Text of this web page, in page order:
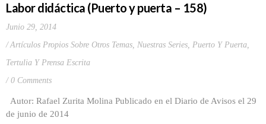
Labor didáctica (Puerto y puerta – 158)
Junio 29, 2014
Artículos Propios Sobre Otros Temas, Nuestras Series, Puerto Y Puerta,
Tertulia Y Prensa Escrita
0 Comments
Autor: Rafael Zurita Molina Publicado en el Diario de Avisos el 29
de junio de 2014